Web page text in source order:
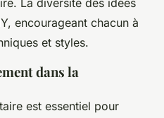
La diversité des idées
encourageant chacun à
et styles.
dans la
est essentiel pour